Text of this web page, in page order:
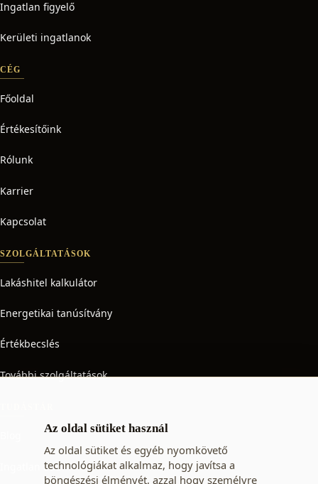
Az oldal sütiket használ
Az oldal sütiket és egyéb nyomkövető
technológiákat alkalmaz, hogy javítsa a
böngészési élményét, azzal hogy személyre
Ingatlan figyelő
Kerületi ingatlanok
CÉG
Főoldal
Értékesítőink
Rólunk
Karrier
Kapcsolat
SZOLGÁLTATÁSOK
Lakáshitel kalkulátor
Energetikai tanúsítvány
Értékbecslés
További szolgáltatások
Ingatlan adó